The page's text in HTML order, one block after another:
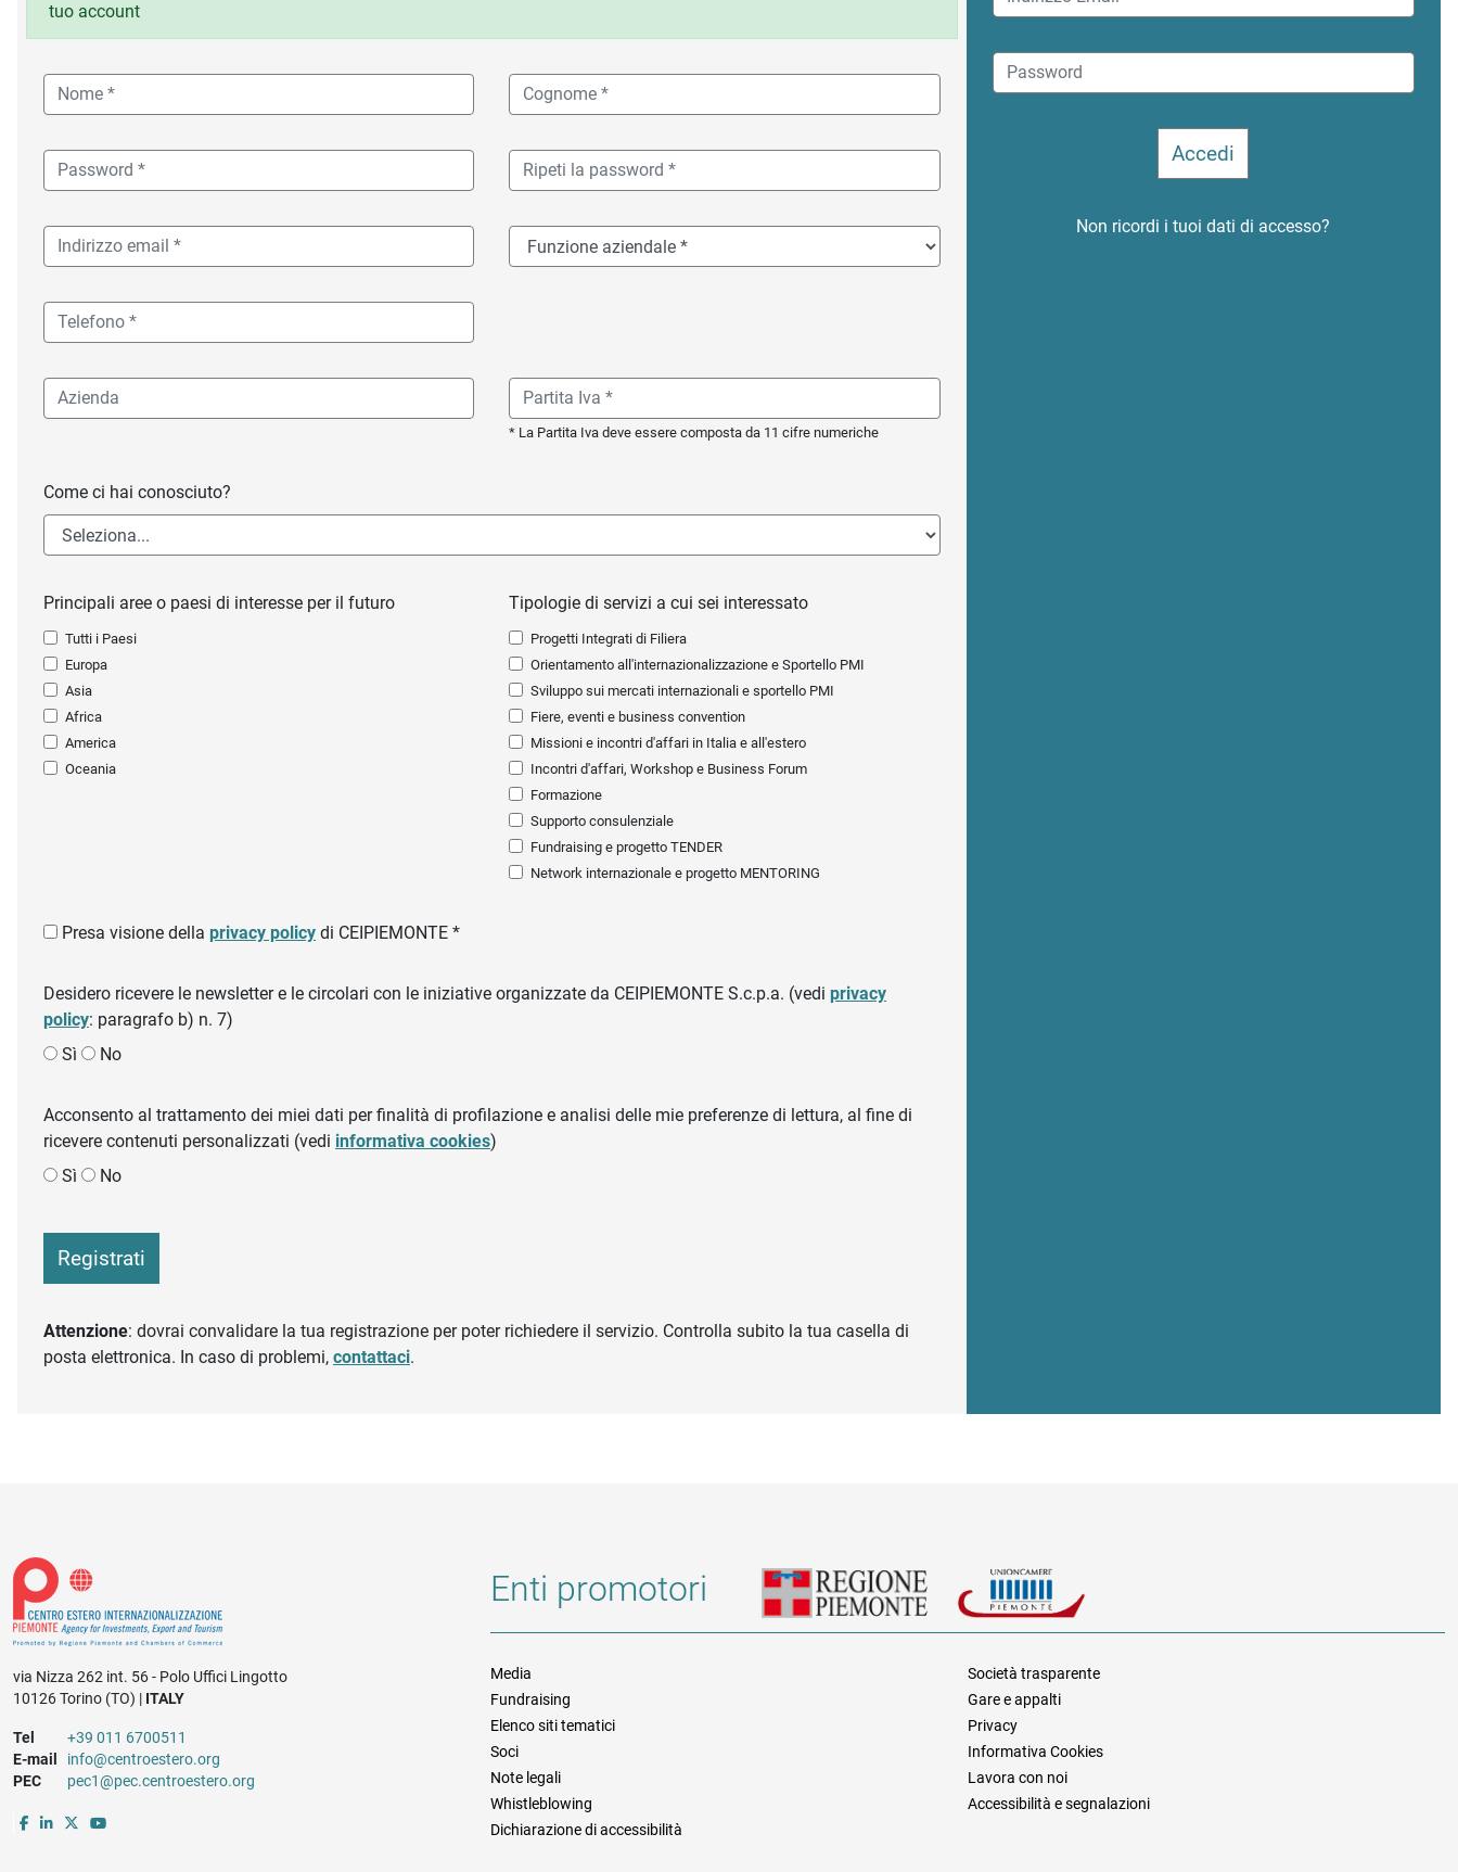
tuo account
* La Partita Iva deve essere composta da 11 cifre numeriche
Come ci hai conosciuto?
Principali aree o paesi di interesse per il futuro
Tutti i Paesi
Europa
Asia
Africa
America
Oceania
Tipologie di servizi a cui sei interessato
Progetti Integrati di Filiera
Orientamento all'internazionalizzazione e Sportello PMI
Sviluppo sui mercati internazionali e sportello PMI
Fiere, eventi e business convention
Missioni e incontri d'affari in Italia e all'estero
Incontri d'affari, Workshop e Business Forum
Formazione
Supporto consulenziale
Fundraising e progetto TENDER
Network internazionale e progetto MENTORING
Presa visione della privacy policy di CEIPIEMONTE *
Desidero ricevere le newsletter e le circolari con le iniziative organizzate da CEIPIEMONTE S.c.p.a. (vedi privacy
policy: paragrafo b) n. 7)
Sì
No
Acconsento al trattamento dei miei dati per finalità di profilazione e analisi delle mie preferenze di lettura, al fine di
ricevere contenuti personalizzati (vedi informativa cookies)
Sì
No
Registrati
Attenzione: dovrai convalidare la tua registrazione per poter richiedere il servizio. Controlla subito la tua casella di
posta elettronica. In caso di problemi, contattaci.
Non ricordi i tuoi dati di accesso?
via Nizza 262 int. 56 - Polo Uffici Lingotto
10126 Torino (TO) | ITALY
Tel
+39 011 6700511
E-mail
info@centroestero.org
PEC
pec1@pec.centroestero.org
Enti promotori
Informazioni legali e trasparenza
Media
Società trasparente
Fundraising
Gare e appalti
Elenco siti tematici
Privacy
Soci
Informativa Cookies
Note legali
Lavora con noi
Whistleblowing
Accessibilità e segnalazioni
Dichiarazione di accessibilità